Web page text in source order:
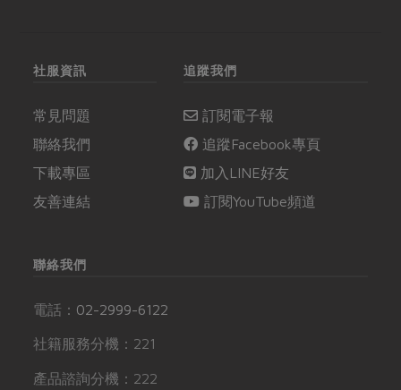
社服資訊
常見問題
聯絡我們
下載專區
友善連結
追蹤我們
訂閱電子報
追蹤Facebook專頁
加入LINE好友
訂閱YouTube頻道
聯絡我們
電話： 02-2999-6122
社籍服務分機：221
產品諮詢分機：222